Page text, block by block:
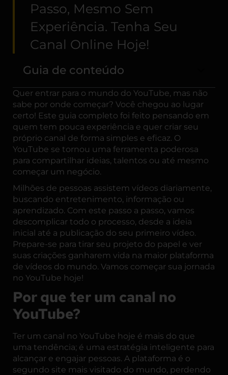
Passo, Mesmo Sem
Experiência. Tenha Seu
Canal Online Hoje!
Guia de conteúdo
Quer entrar para o mundo do YouTube, mas não
sabe por onde começar? Você chegou ao lugar
certo! Este guia completo foi feito pensando em
quem tem pouca experiência e quer criar seu
próprio canal de forma simples e eficaz. O
YouTube se tornou uma ferramenta poderosa
para compartilhar ideias, talentos ou até mesmo
começar um negócio.
Milhões de pessoas assistem vídeos diariamente,
buscando entretenimento, informação ou
aprendizado. Com este passo a passo, vamos
descomplicar todo o processo, desde a ideia
inicial até a publicação do seu primeiro vídeo.
Prepare-se para tirar seu projeto do papel e ver
suas criações ganharem vida na maior plataforma
de vídeos do mundo. Vamos começar sua jornada
no YouTube hoje!
Por que ter um canal no
YouTube?
Ter um canal no YouTube hoje é mais do que
uma tendência; é uma estratégia inteligente para
alcançar e engajar pessoas. A plataforma é o
segundo site mais visitado do mundo, perdendo